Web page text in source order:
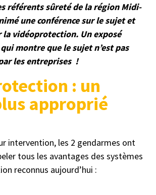
référents sûreté de la région Midi-
une conférence sur le sujet et
vidéoprotection. Un exposé
montre que le sujet n’est pas
les entreprises !
: un
approprié
intervention, les 2 gendarmes ont
tous les avantages des systèmes
reconnus aujourd’hui :